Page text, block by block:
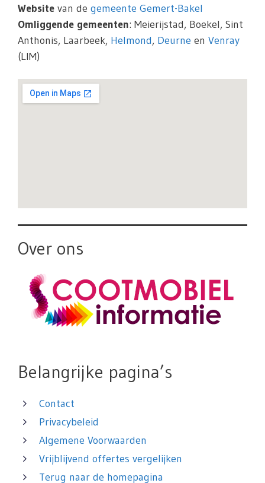
Website van de gemeente Gemert-Bakel
Omliggende gemeenten: Meierijstad, Boekel, Sint
Anthonis, Laarbeek, Helmond, Deurne en Venray
(LIM)
Over ons
Belangrijke pagina’s
Contact
Privacybeleid
Algemene Voorwaarden
Vrijblijvend offertes vergelijken
Terug naar de homepagina